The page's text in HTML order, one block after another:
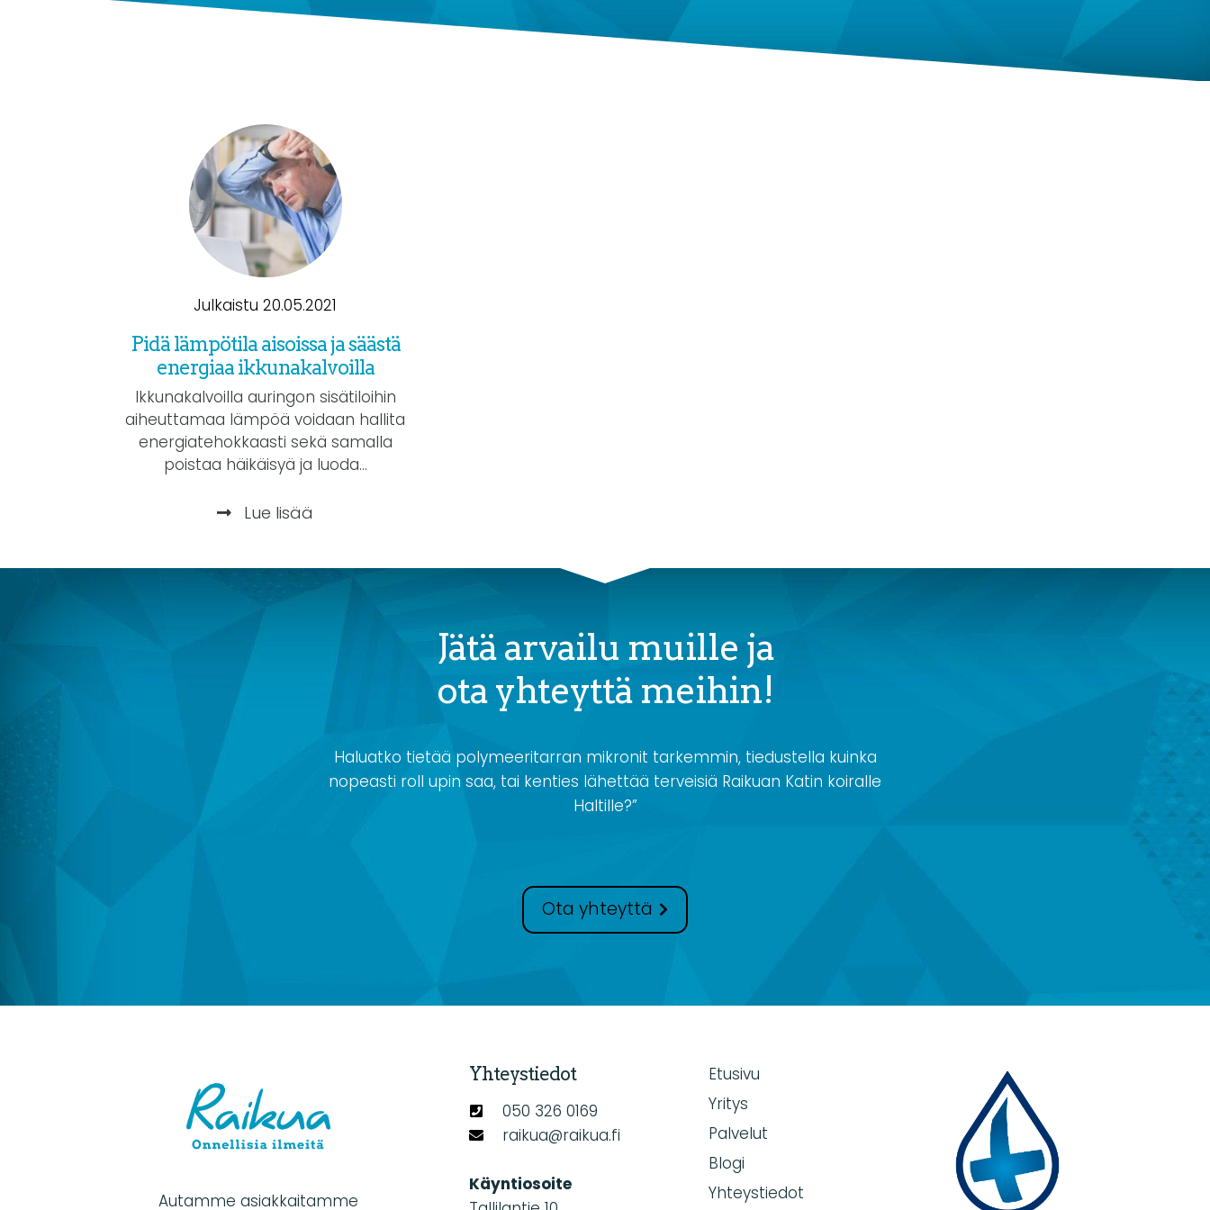
Julkaistu 20.05.2021
Pidä lämpötila aisoissa ja säästä
energiaa ikkunakalvoilla
Ikkunakalvoilla auringon sisätiloihin
aiheuttamaa lämpöä voidaan hallita
energiatehokkaasti sekä samalla
poistaa häikäisyä ja luoda...
Lue lisää
Jätä arvailu muille ja
ota yhteyttä meihin!
Haluatko tietää polymeeritarran mikronit tarkemmin, tiedustella kuinka
nopeasti roll upin saa, tai kenties lähettää terveisiä Raikuan Katin koiralle
Haltille?”
Ota yhteyttä
Autamme asiakkaitamme
Yhteystiedot
050 326 0169
raikua@raikua.fi
Käyntiosoite
Etusivu
Yritys
Palvelut
Blogi
Yhteystiedot